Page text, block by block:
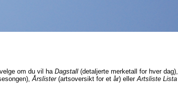
om du vil ha Dagstall (detaljerte merketall for hver dag),
Årslister(artsoversikt for et år) ellerArtsliste Lista